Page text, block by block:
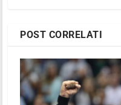
POST CORRELATI